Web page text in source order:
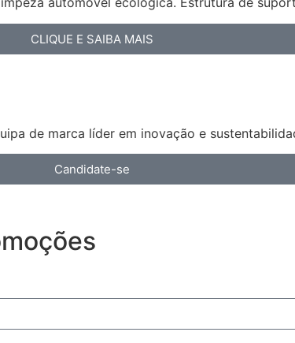
CLIQUE E SAIBA MAIS
de marca líder em inovação e
Candidate-se